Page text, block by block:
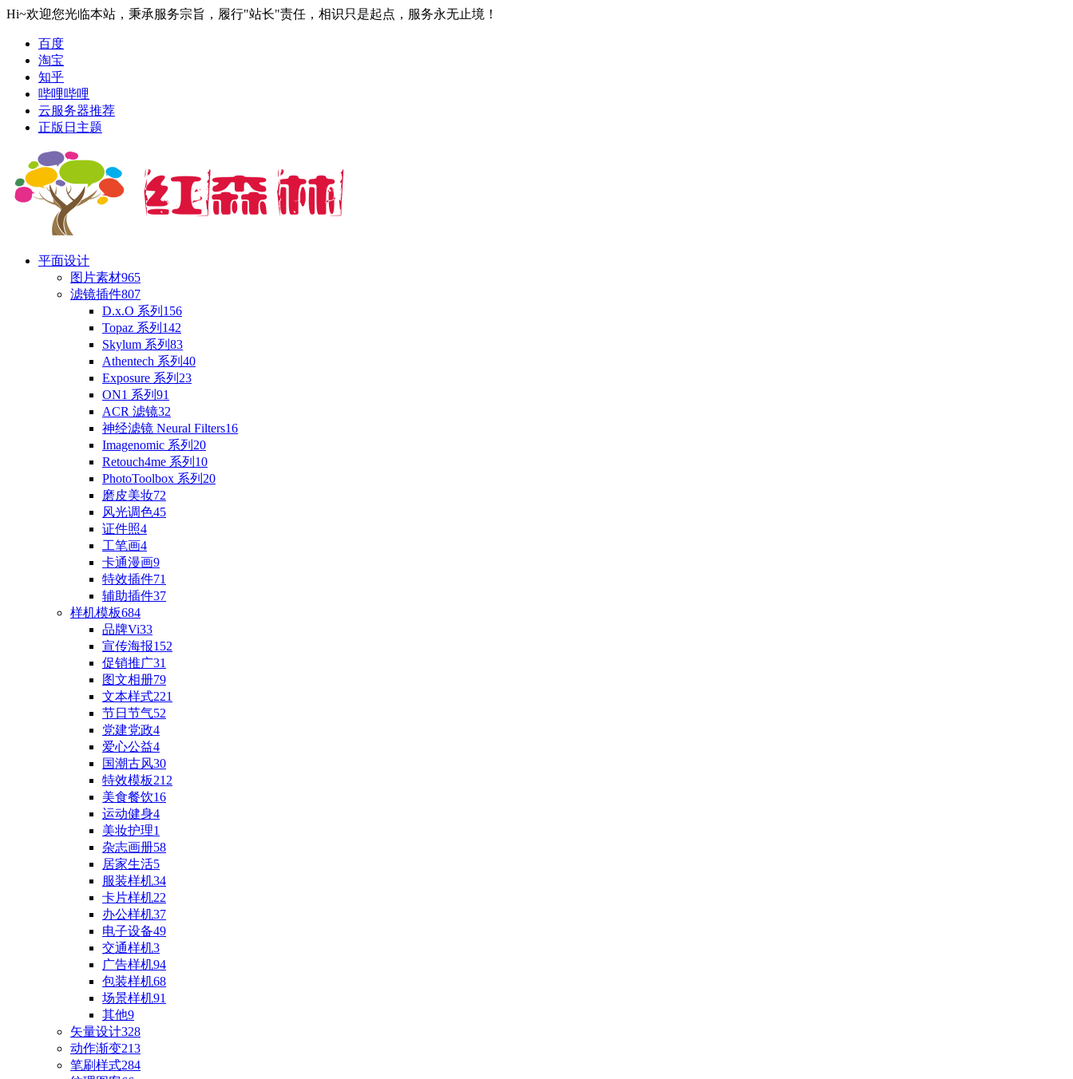
Hi~欢迎您光临本站，秉承服务宗旨，履行"站长"责任，相识只是起点，服务永无止境！
百度
淘宝
知乎
哔哩哔哩
云服务器推荐
正版日主题
平面设计
图片素材965
滤镜插件807
D.x.O 系列 156
Topaz 系列 142
Skylum 系列 83
Athentech 系列 40
Exposure 系列 23
ON1 系列 91
ACR 滤镜32
神经滤镜 Neural Filters16
Imagenomic 系列 20
Retouch4me 系列 10
PhotoToolbox 系列 20
磨皮美妆72
风光调色45
证件照4
工笔画4
卡通漫画9
特效插件71
辅助插件37
样机模板684
品牌Vi33
宣传海报152
促销推广31
图文相册79
文本样式221
节日节气52
党建党政4
爱心公益4
国潮古风30
特效模板212
美食餐饮16
运动健身4
美妆护理1
杂志画册58
居家生活5
服装样机34
卡片样机22
办公样机37
电子设备49
交通样机3
广告样机94
包装样机68
场景样机91
其他9
矢量设计328
动作渐变213
笔刷样式284